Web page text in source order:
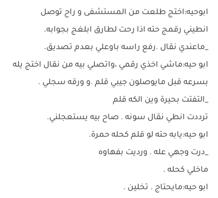
ابوحيه:اختج طلعت من المستشفى و راح توصل
انطيني رقمج حته اذا رحت لطارق ابلغج بجوابه.
_ماعندي نقال .رفع راسه باوعلي بعدم تصديق.
ابو حيه:ماشي اخذي رقمي ،واتصلي بيه من نقال اختج يله
بسرعه قبل مايوصلون جيبي قلم .و ورقه سجلي .
_التفتت بحيرة وين الكه قلم
ترددت انطي نقال سونه . صاح بيه يستعجلني.
ابو حيه:يابه حته لو قلم كحله حمرة.
_درت وجهي عله . ورديت بفهاوه
ماخلي كحله .
ابو حيه:مايحتاج . تخلين .